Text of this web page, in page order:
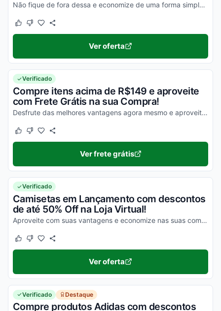
Não fique de fora dessa e economize de uma forma simples agora mesmo!
Este cupom funcionou
Este cupom não funcionou
Ver oferta
Verificado
Compre itens acima de R$149 e aproveite
com Frete Grátis na sua Compra!
Desfrute das melhores vantagens agora mesmo e aproveite com vantagens incríveis!
Este cupom funcionou
Este cupom não funcionou
Ver frete grátis
Verificado
Camisetas em Lançamento com descontos
de até 50% Off na Loja Virtual!
Aproveite com suas vantagens e economize nas suas compras online ainda hoje!
Este cupom funcionou
Este cupom não funcionou
Ver oferta
Verificado Destaque
Compre produtos Adidas com descontos